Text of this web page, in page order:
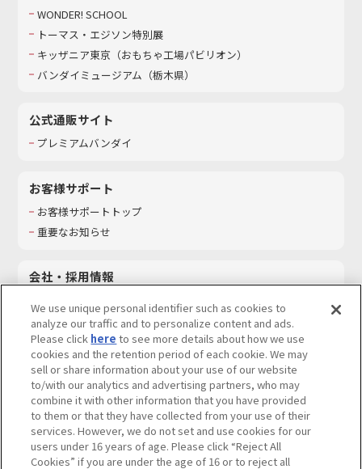
WONDER! SCHOOL
トーマス・エジソン特別展
キッザニア東京（おもちゃ工場パビリオン）​
バンダイミュージアム（栃木県）
公式通販サイト
プレミアムバンダイ
お客様サポート
お客様サポートトップ
重要なお知らせ
会社・採用情報
採用情報
サステナビリティ
お問い合わせ
ウェブサイトご利用条件 ソーシャルメディアポリシー
個人情報及び特定個人情報等の取り扱いに関する保護方針
We use unique personal identifier such as cookies to
analyze our traffic and to personalize content and ads.
Please click here to see more details about how we use
cookies and the retention period of each cookie. We may
sell or share information about your use of our website
to/with our analytics and advertising partners, who may
combine it with other information that you have provided
to them or that they have collected from your use of their
services. However, we do not set and use cookies for our
users under 16 years of age. Please click “Reject All
Cookies” if you are under the age of 16 or to reject all